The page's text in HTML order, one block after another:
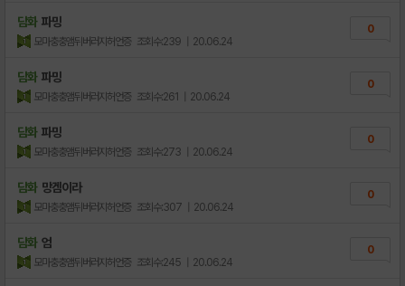
담화 파밍
모마충충앰뒤버러지허언증 조회수:239 | 20.06.24
0
담화 파밍
모마충충앰뒤버러지허언증 조회수:261 | 20.06.24
0
담화 파밍
모마충충앰뒤버러지허언증 조회수:273 | 20.06.24
0
담화 망겜이라
모마충충앰뒤버러지허언증 조회수:307 | 20.06.24
0
담화 엄
모마충충앰뒤버러지허언증 조회수:245 | 20.06.24
0